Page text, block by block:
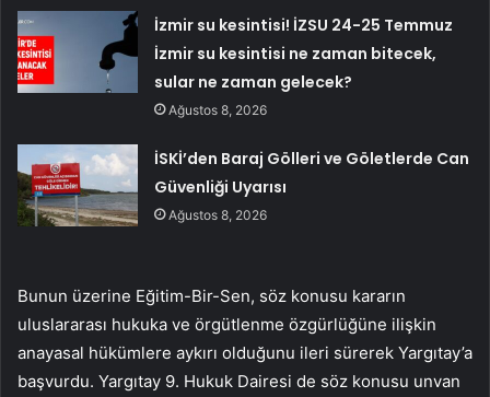
İzmir su kesintisi! İZSU 24-25 Temmuz
İzmir su kesintisi ne zaman bitecek,
sular ne zaman gelecek?
Ağustos 8, 2026
İSKİ’den Baraj Gölleri ve Göletlerde Can
Güvenliği Uyarısı
Ağustos 8, 2026
Bunun üzerine Eğitim-Bir-Sen, söz konusu kararın
uluslararası hukuka ve örgütlenme özgürlüğüne ilişkin
anayasal hükümlere aykırı olduğunu ileri sürerek Yargıtay’a
başvurdu. Yargıtay 9. Hukuk Dairesi de söz konusu unvan